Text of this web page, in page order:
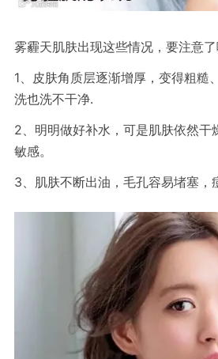
雾霾天肌肤出现这些情况，要注意了
1 、皮肤角质层逐渐增厚，变得粗糙
洗也洗不干净.
2 、明明做好补水 ，可是肌肤依然干
敏感。
3 、肌肤不断出油， 毛孔容易堵塞，